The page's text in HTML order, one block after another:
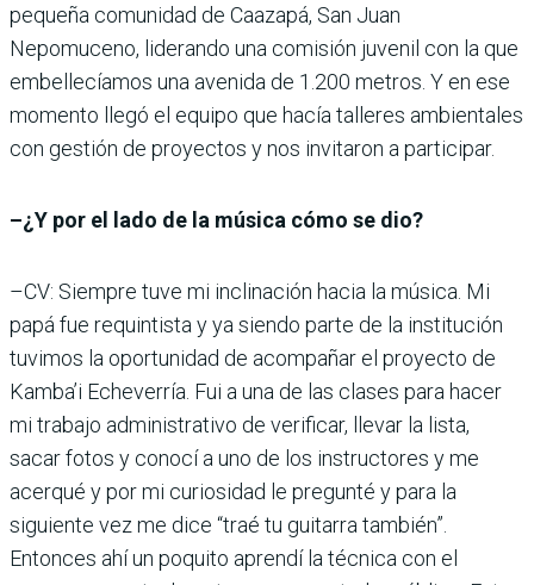
pequeña comunidad de Caazapá, San Juan
Nepomuceno, liderando una comisión juvenil con la que
embellecíamos una avenida de 1.200 metros. Y en ese
momento llegó el equipo que hacía talleres ambientales
con gestión de proyectos y nos invitaron a participar.
–¿Y por el lado de la música cómo se dio?
–CV: Siempre tuve mi inclinación hacia la música. Mi
papá fue requintista y ya siendo parte de la institución
tuvimos la oportunidad de acompañar el proyecto de
Kamba’i Echeverría. Fui a una de las clases para hacer
mi trabajo administrativo de verificar, llevar la lista,
sacar fotos y conocí a uno de los instructores y me
acerqué y por mi curiosidad le pregunté y para la
siguiente vez me dice “traé tu guitarra también”.
Entonces ahí un poquito aprendí la técnica con el